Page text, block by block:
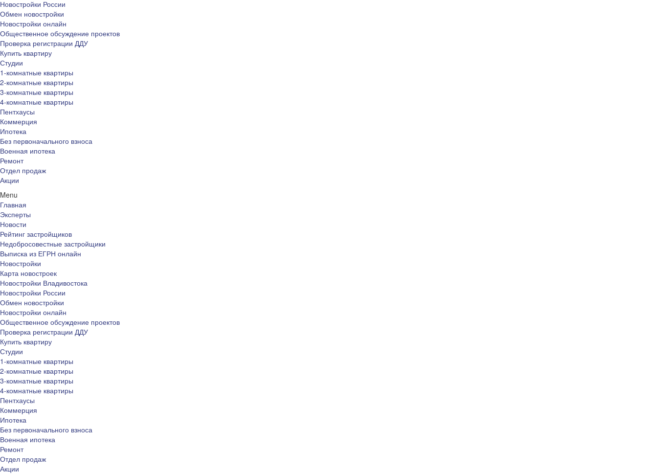
Новостройки России
Обмен новостройки
Новостройки онлайн
Общественное обсуждение проектов
Проверка регистрации ДДУ
Купить квартиру
Студии
1-комнатные квартиры
2-комнатные квартиры
3-комнатные квартиры
4-комнатные квартиры
Пентхаусы
Коммерция
Ипотека
Без первоначального взноса
Военная ипотека
Ремонт
Отдел продаж
Акции
Menu
Главная
Эксперты
Новости
Рейтинг застройщиков
Недобросовестные застройщики
Выписка из ЕГРН онлайн
Новостройки
Карта новостроек
Новостройки Владивостока
Новостройки России
Обмен новостройки
Новостройки онлайн
Общественное обсуждение проектов
Проверка регистрации ДДУ
Купить квартиру
Студии
1-комнатные квартиры
2-комнатные квартиры
3-комнатные квартиры
4-комнатные квартиры
Пентхаусы
Коммерция
Ипотека
Без первоначального взноса
Военная ипотека
Ремонт
Отдел продаж
Акции